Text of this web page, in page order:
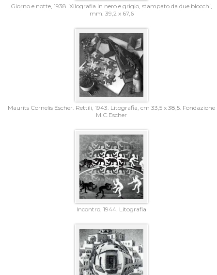
Giorno e notte, 1938. Xilografia in nero e grigio, stampato da due blocchi,
mm. 39,2 x 67,6
Maurits Cornelis Escher. Rettili, 1943. Litografia, cm 33,5 x 38,5. Fondazione
M.C.Escher
Incontro, 1944. Litografia